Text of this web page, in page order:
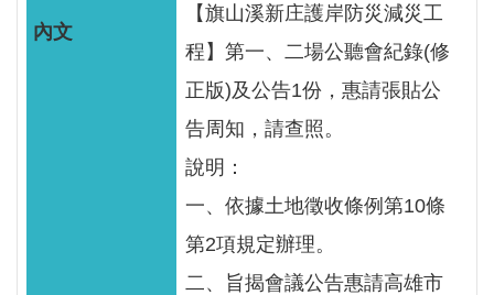
【旗山溪新庄護岸防災減災工
程】第一、二場公聽會紀錄(修
正版)及公告1份，惠請張貼公
告周知，請查照。
說明：
一、依據土地徵收條例第10條
第2項規定辦理。
二、旨揭會議公告惠請高雄市